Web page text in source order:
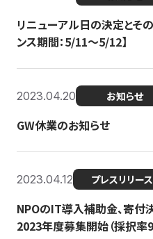
リニューアル日の決定とそ
ンス期間：5/11～5/12】
2023.04.20 お知らせ
GW休業のお知らせ
2023.04.12 プレスリリース
NPOのIT導入補助金、寄付
2023年度募集開始（採択率